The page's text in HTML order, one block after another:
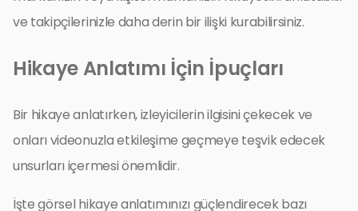
ve takipçilerinizle daha derin bir ilişki kurabilirsiniz.
Hikaye Anlatımı İçin İpuçları
Bir hikaye anlatırken, izleyicilerin ilgisini çekecek ve
onları videonuzla etkileşime geçmeye teşvik edecek
unsurları içermesi önemlidir.
İşte görsel hikaye anlatımınızı güçlendirecek bazı